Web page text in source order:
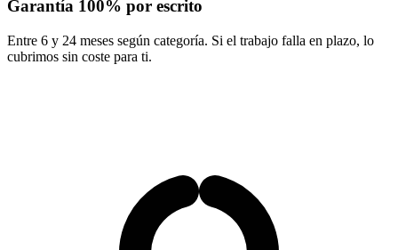
Garantía 100% por escrito
Entre 6 y 24 meses según categoría. Si el trabajo falla en plazo, lo
cubrimos sin coste para ti.